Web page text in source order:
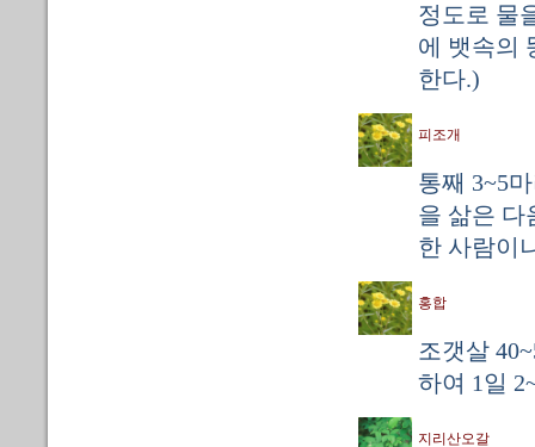
정도로 물
에 뱃속의
한다.)
피조개
통째 3~5
을 삶은 다
한 사람이
홍합
조갯살
하여 1일
지리산오갈